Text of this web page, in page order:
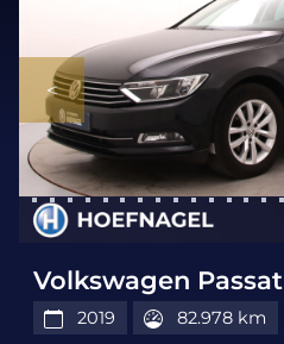
Volkswagen Passat
2019 82.978 km